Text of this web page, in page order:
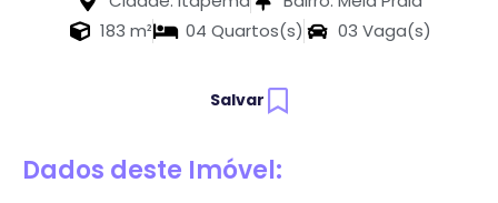
183 m²
04 Quartos(s) 03 Vaga(s)
Salvar
Dados deste Imóvel: